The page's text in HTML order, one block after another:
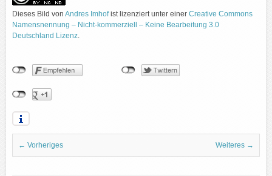
Dieses Bild von Andres Imhofist lizenziert unter einer Creative Commons
Namensnennung – Nicht-kommerziell – Keine Bearbeitung 3.0
Deutschland Lizenz.
← Vorheriges Weiteres →